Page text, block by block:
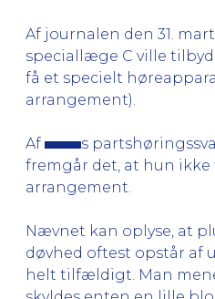
Af journalen den 31.
speciallæge C ville
få et specielt
arrangement).
Af
s
fremgår det, at hun ikke
arrangement.
Nævnet kan oplyse, at
døvhed oftest opstår af
helt tilfældigt. Man